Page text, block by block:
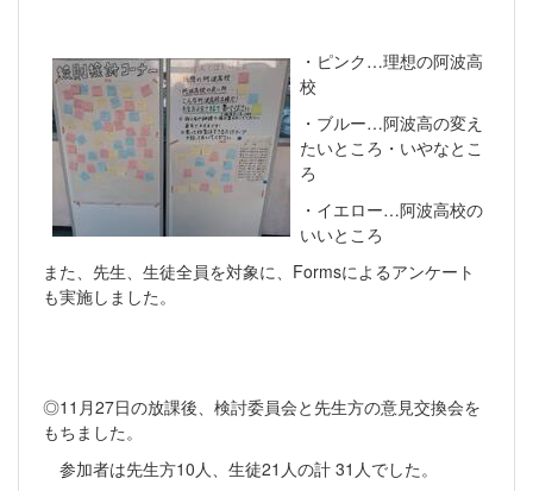
・ピンク…理想の阿波高
校
・ブルー…阿波高の変え
たいところ・いやなとこ
ろ
・イエロー…阿波高校の
いいところ
また、先生、生徒全員を対象に、Formsによるアンケート
も実施しました。
◎11月27日の放課後、検討委員会と先生方の意見交換会を
もちました。
参加者は先生方10人、生徒21人の計 31人でした。